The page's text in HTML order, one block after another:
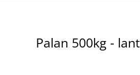
Palan 500kg -